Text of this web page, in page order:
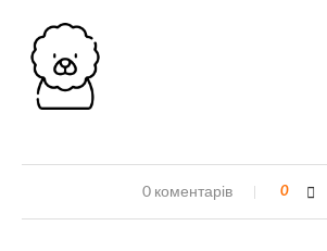
0 коментарів 0